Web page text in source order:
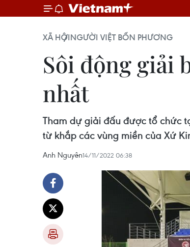
XÃ HỘINGƯỜI VIỆT BỐN PHƯƠNG
Sôi động giải
nhất
Tham dự giải đấu được tổ chức
từ khắp các vùng miền của Xứ
Anh Nguyên14/11/2022 06:38